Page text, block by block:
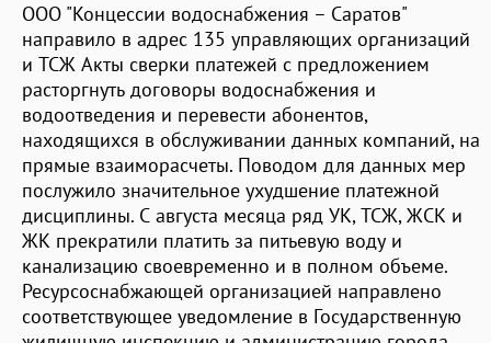
ООО "Концессии водоснабжения – Саратов"
направило в адрес 135 управляющих организаций
и ТСЖ Акты сверки платежей с предложением
расторгнуть договоры водоснабжения и
водоотведения и перевести абонентов,
находящихся в обслуживании данных компаний, на
прямые взаиморасчеты. Поводом для данных мер
послужило значительное ухудшение платежной
дисциплины. С августа месяца ряд УК, ТСЖ, ЖСК и
ЖК прекратили платить за питьевую воду и
канализацию своевременно и в полном объеме.
Ресурсоснабжающей организацией направлено
соответствующее уведомление в Государственную